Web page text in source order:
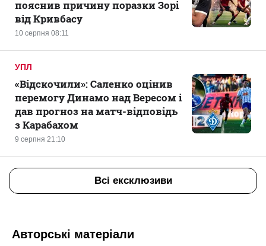
10 серпня 08:11
пояснив причину поразки Зорі
від Кривбасу
УПЛ
9 серпня 21:10
«Відскочили»: Саленко оцінив
перемогу Динамо над Вересом і
дав прогноз на матч-відповідь
з Карабахом
Всі ексклюзиви
Авторські матеріали